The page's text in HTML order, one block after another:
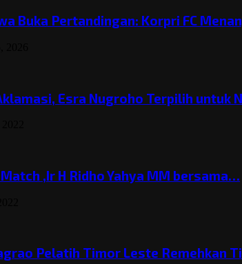
Buka Pertandingan: Korpri FC
Esra Nugroho Terpilih untuk
,Ir H Ridho Yahya MM bersama…
Pelatih Timor Leste Remehkan